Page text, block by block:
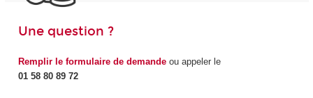
Une question ?
Remplir le formulaire de demandeou appeler le
01 58 80 89 72